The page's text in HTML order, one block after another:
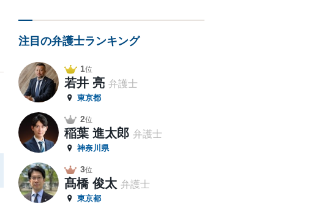
注目の弁護士ランキング
1位
若井 亮 弁護士
東京都
2位
稲葉 進太郎 弁護士
神奈川県
3位
髙橋 俊太 弁護士
東京都